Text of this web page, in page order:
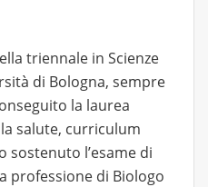
triennale in Scienze
di Bologna, sempre
la laurea
salute, curriculum
sostenuto l’esame di
professione di Biologo